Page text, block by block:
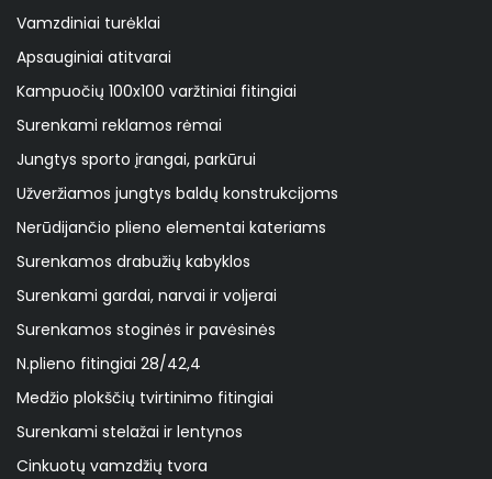
Vamzdiniai turėklai
Apsauginiai atitvarai
Kampuočių 100x100 varžtiniai fitingiai
Surenkami reklamos rėmai
Jungtys sporto įrangai, parkūrui
Užveržiamos jungtys baldų konstrukcijoms
Nerūdijančio plieno elementai kateriams
Surenkamos drabužių kabyklos
Surenkami gardai, narvai ir voljerai
Surenkamos stoginės ir pavėsinės
N.plieno fitingiai 28/42,4
Medžio plokščių tvirtinimo fitingiai
Surenkami stelažai ir lentynos
Cinkuotų vamzdžių tvora